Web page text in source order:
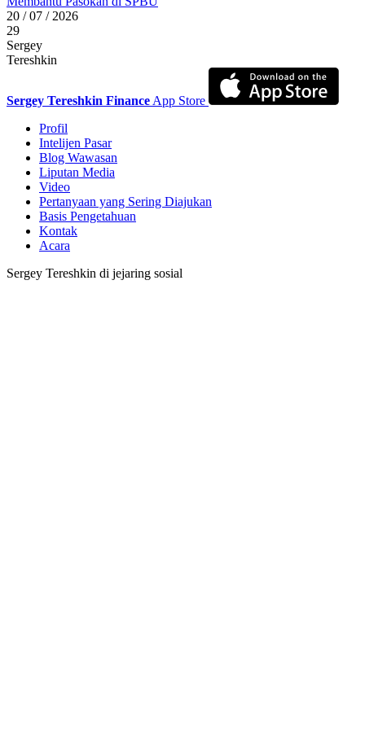
20 / 07 / 2026
29
Sergey
Tereshkin
Sergey Tereshkin Finance App Store
Profil
Intelijen Pasar
Blog Wawasan
Liputan Media
Video
Pertanyaan yang Sering Diajukan
Basis Pengetahuan
Kontak
Acara
Sergey Tereshkin di jejaring sosial